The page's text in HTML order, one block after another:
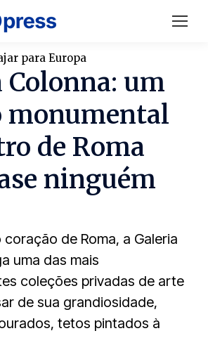
para Europa
Colonna: um
monumental
de Roma
ninguém
de Roma, a Galeria
uma das mais
coleções privadas de arte
de sua grandiosidade,
tetos pintados à